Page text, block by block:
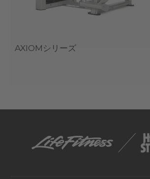
AXIOMシリーズ